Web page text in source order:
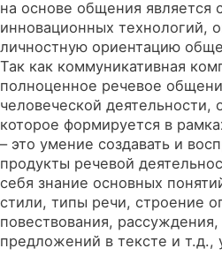
на основе общения является
инновационных технологий,
личностную ориентацию
Так как коммуникативная
полноценное речевое
человеческой деятельности,
которое формируется в
– это умение создавать и
продукты речевой
себя знание основных
стили, типы речи, строение
повествования,
предложений в тексте и т.д.,